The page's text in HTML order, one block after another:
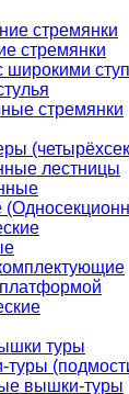
стремянки
стремянки
широкими
стремянки
лестницы
туры
вышки-туры